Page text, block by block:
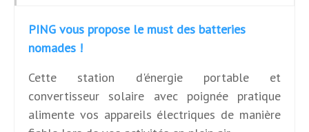
PING vous propose le must des batteries
nomades !
Cette station d'énergie portable et
convertisseur solaire avec poignée pratique
alimente vos appareils électriques de manière